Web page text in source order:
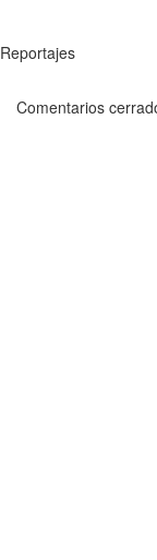
Reportajes
Comentarios